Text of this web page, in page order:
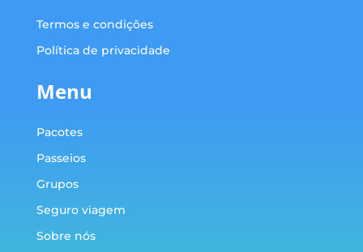
Termos e condições
Política de privacidade
Menu
Pacotes
Passeios
Grupos
Seguro viagem
Sobre nós